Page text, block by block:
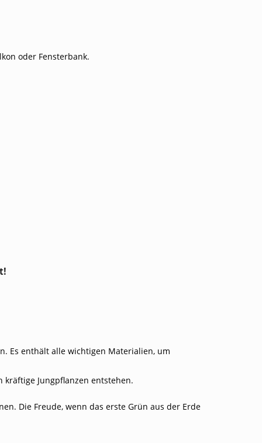
oder Fensterbank.
Es enthält alle wichtigen Materialien, um
kräftige Jungpflanzen entstehen.
Die Freude, wenn das erste Grün aus der Erde